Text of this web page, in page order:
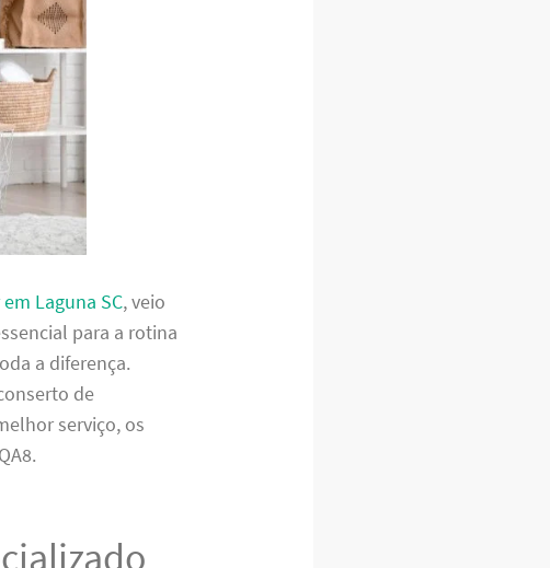
Laguna SC, veio
para a rotina
a diferença.
de
serviço, os